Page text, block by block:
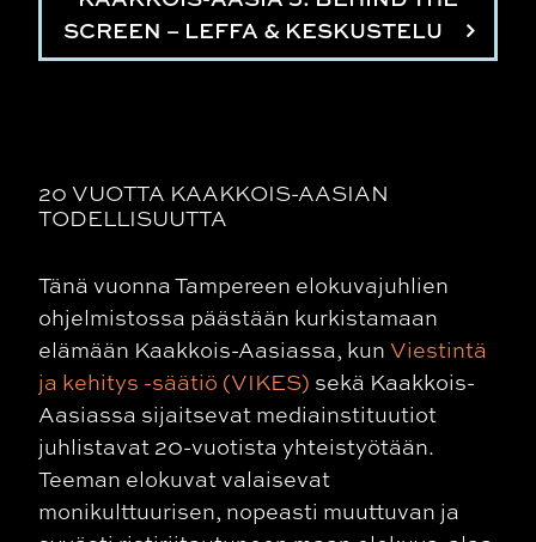
SCREEN – LEFFA & KESKUSTELU
20 VUOTTA KAAKKOIS-AASIAN
TODELLISUUTTA
Tänä vuonna Tampereen elokuvajuhlien
ohjelmistossa päästään kurkistamaan
elämään Kaakkois-Aasiassa, kun Viestintä
ja kehitys -säätiö (VIKES) sekä Kaakkois-
Aasiassa sijaitsevat mediainstituutiot
juhlistavat 20-vuotista yhteistyötään.
Teeman elokuvat valaisevat
monikulttuurisen, nopeasti muuttuvan ja